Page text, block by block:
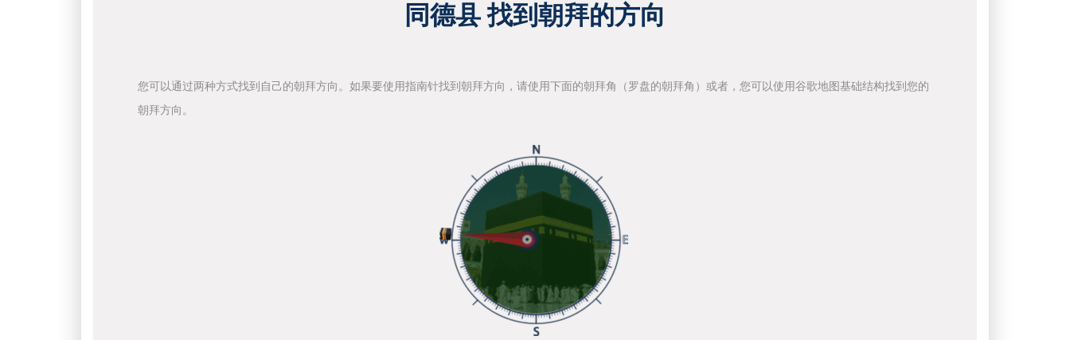
同德县 找到朝拜的方向
您可以通过两种方式找到自己的朝拜方向。如果要使用指南针找到朝拜方向，请使用下面的朝拜角（罗盘的朝拜角）或者，您可以使用谷歌地图基础结构找到您的
朝拜方向。